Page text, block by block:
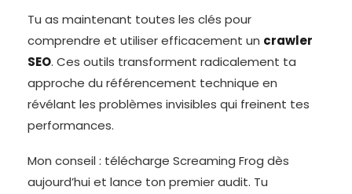
Tu as maintenant toutes les clés pour
comprendre et utiliser efficacement un crawler
SEO. Ces outils transforment radicalement ta
approche du référencement technique en
révélant les problèmes invisibles qui freinent tes
performances.
Mon conseil : télécharge Screaming Frog dès
aujourd’hui et lance ton premier audit. Tu